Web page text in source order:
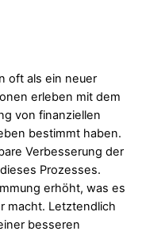
oft als ein neuer
erleben mit dem
von finanziellen
bestimmt haben.
Verbesserung der
Prozesses.
erhöht, was es
macht. Letztendlich
besseren